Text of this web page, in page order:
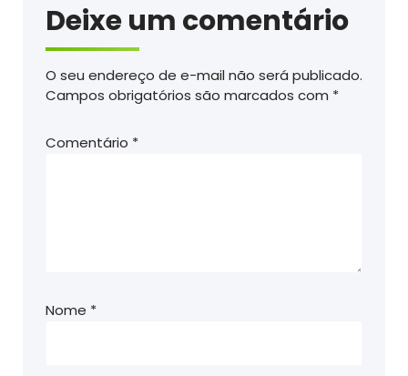
Deixe um comentário
O seu endereço de e-mail não será publicado.
Campos obrigatórios são marcados com *
Comentário *
Nome *